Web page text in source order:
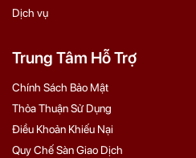
Dịch vụ
Trung Tâm Hỗ Trợ
Chính Sách Bảo Mật
Thỏa Thuận Sử Dụng
Điều Khoản Khiếu Nại
Quy Chế Sàn Giao Dịch